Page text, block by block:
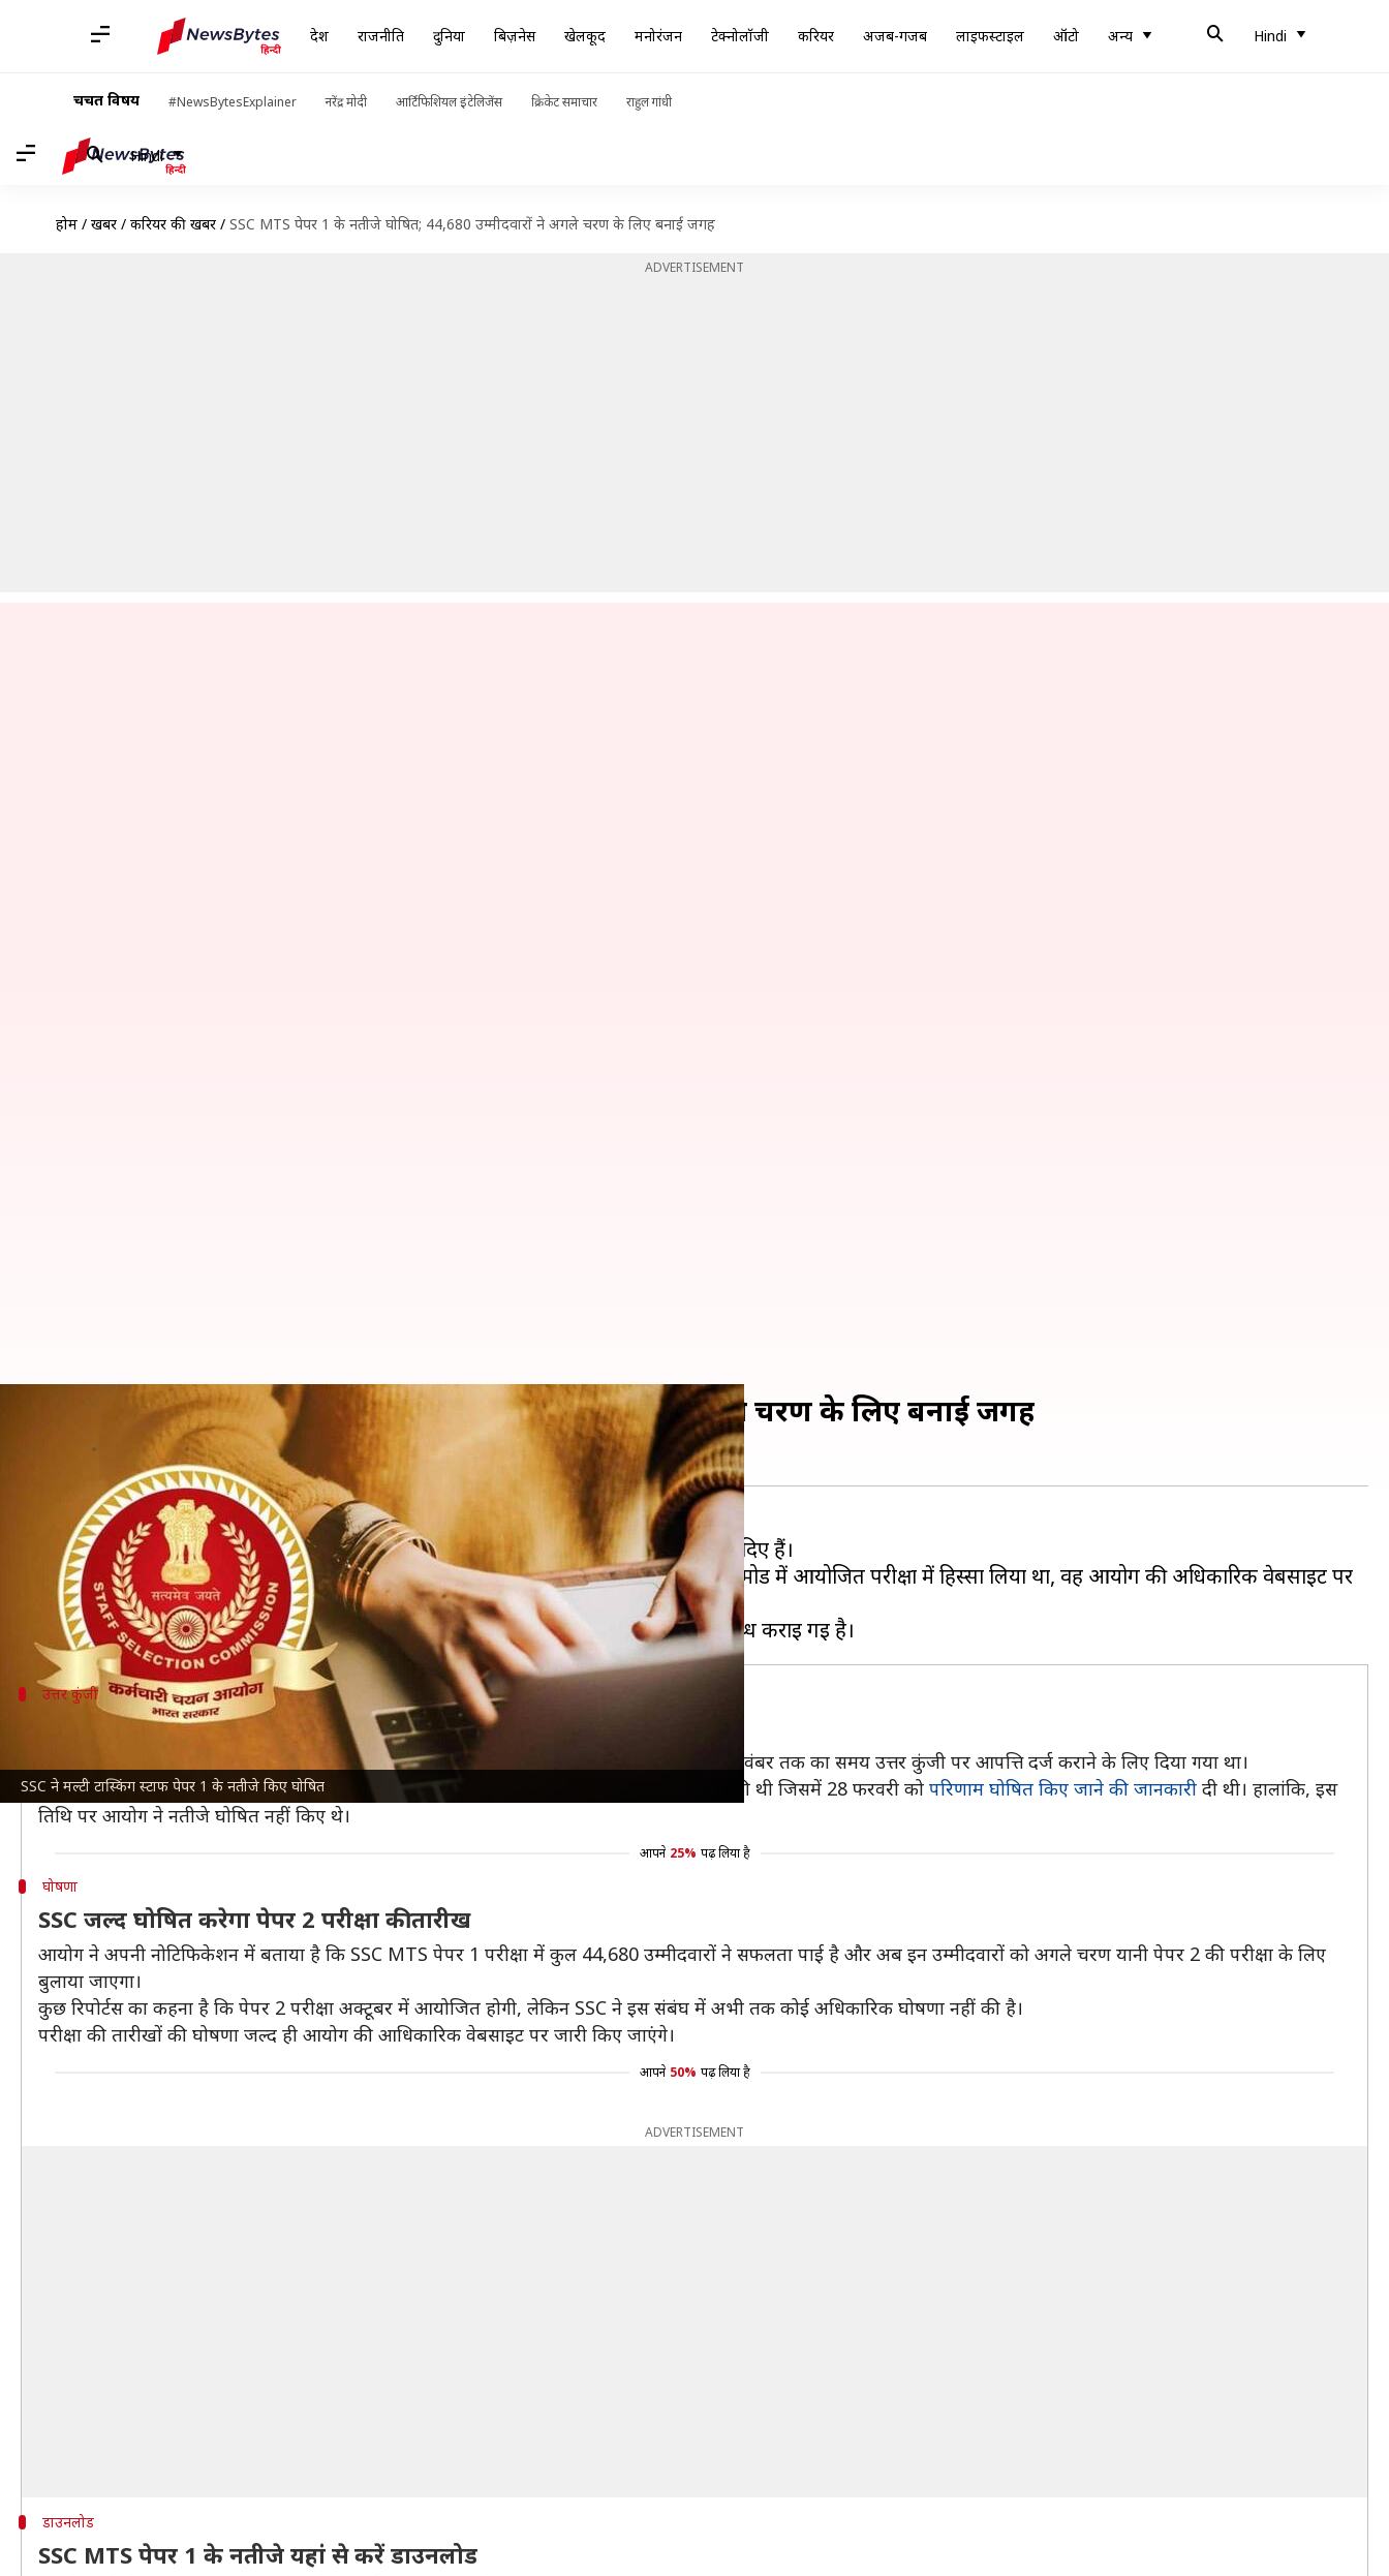
देश राजनीति दुनिया बिज़नेस खेलकूद मनोरंजन टेक्नोलॉजी करियर अजब-गजब लाइफस्टाइल ऑटो अन्य Hindi
चर्चित विषय #NewsBytesExplainer नरेंद्र मोदी आर्टिफिशियल इंटेलिजेंस क्रिकेट समाचार राहुल गांधी
Hindi
होम / खबरें / करियर की खबरें / SSC MTS पेपर 1 के नतीजे घोषित; 44,680 उम्मीदवारों ने अगले चरण के लिए बनाई जगह
ADVERTISEMENT
SSC ने मल्टी टास्किंग स्टाफ पेपर 1 के नतीजे किए घोषित
SSC MTS पेपर 1 के नतीजे घोषित; 44,680 उम्मीदवारों ने अगले चरण के लिए बनाई जगह
Mar 05, 2022 10:48 am
क्या है खबर?
कर्मचारी चयन आयोग (SSC)की तरफ से मल्टी टास्किंग स्टाफ(2021) पेपर 1 के नतीजे जारी कर दिए हैं।
जिन उम्मीदवारों ने SSC MTS की 5 अक्टूबर से 2 नवंबर, 2021 के बीच कंप्यूटर बेस्ड टेस्ट (CBT) मोड में आयोजित परीक्षा में हिस्सा लिया था, वह आयोग की अधिकारिक वेबसाइट पर
जाकर नतीजे देख सकते हैं।
उत्तर कुंजी
SSC ने 12 नवंबर को जारी की थी उत्तर कुंजी
बता दें कि SSC ने पेपर 1 परीक्षा की उत्तर कुंजी 12 नवंबर, 2021 को जारी की थी। उम्मीदवारों को 18 नवंबर तक का समय उत्तर कुंजी पर आपत्ति दर्ज कराने के लिए दिया गया था।
वहीं, परीक्षा के नतीजों के संबंध में आयोग ने 4 फरवरी को अपनी अधिकारिक वेबसाइट पर सूचना जारी की थी जिसमें 28 फरवरी को परिणाम घोषित किए जाने की जानकारी दी थी। हालांकि, इस
तिथि पर आयोग ने नतीजे घोषित नहीं किए थे।
आपने 25% पढ़ लिया है
घोषणा
SSC जल्द घोषित करेगा पेपर 2 परीक्षा की तारीख
आयोग ने अपनी नोटिफिकेशन में बताया है कि SSC MTS पेपर 1 परीक्षा में कुल 44,680 उम्मीदवारों ने सफलता पाई है और अब इन उम्मीदवारों को अगले चरण यानी पेपर 2 की परीक्षा के लिए
बुलाया जाएगा।
कुछ रिपोर्टस का कहना है कि पेपर 2 परीक्षा अक्टूबर में आयोजित होगी, लेकिन SSC ने इस संबंघ में अभी तक कोई अधिकारिक घोषणा नहीं की है।
परीक्षा की तारीखों की घोषणा जल्द ही आयोग की आधिकारिक वेबसाइट पर जारी किए जाएंगे।
आपने 50% पढ़ लिया है
ADVERTISEMENT
डाउनलोड
SSC MTS पेपर 1 के नतीजे यहां से करें डाउनलोड